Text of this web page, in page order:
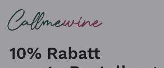
10% Rabatt